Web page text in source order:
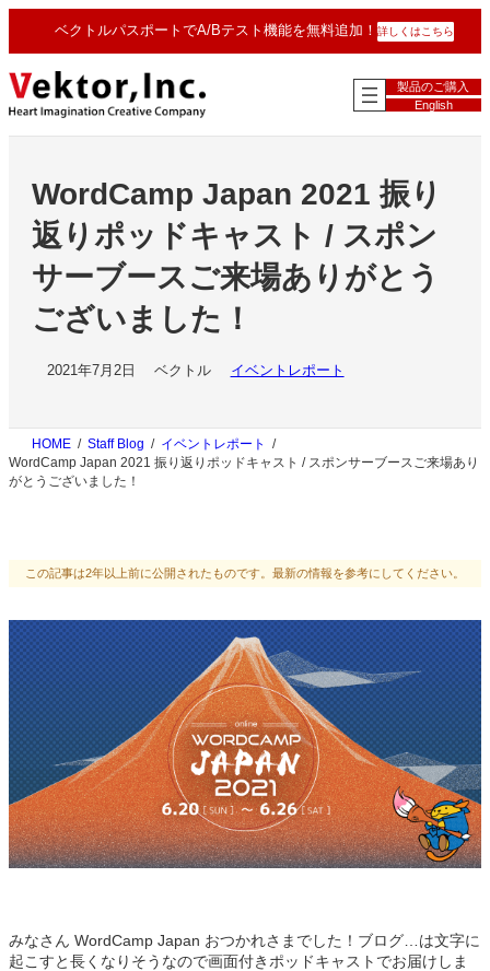
を
ス
キ
ッ
ベクトルパスポートでA/Bテスト機能を無料追加！ 詳しくはこちら
製品のご購入
English
WordCamp Japan 2021 振り
返りポッドキャスト / スポン
サーブースご来場ありがとう
ございました！
2021年7月2日 ベクトル イベントレポート
HOME Staff Blog
イベントレポート
WordCamp Japan 2021 振り返りポッドキャスト / スポンサーブースご来場あり
がとうございました！
この記事は2年以上前に公開されたものです。最新の情報を参考にしてください。
みなさん WordCamp Japan おつかれさまでした！ブログ…は文字に
起こすと長くなりそうなので画面付きポッドキャストでお届けしま